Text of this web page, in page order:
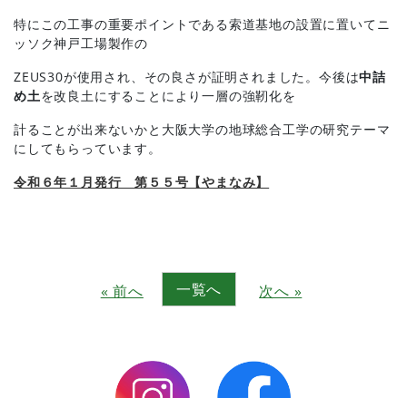
特にこの工事の重要ポイントである索道基地の設置に置いてニ
ッソク神戸工場製作の
ZEUS30が使用され、その良さが証明されました。今後は中詰
め土を改良土にすることにより一層の強靭化を
計ることが出来ないかと大阪大学の地球総合工学の研究テーマ
にしてもらっています。
令和６年１月発行 第５５号【やまなみ】
« 前へ 一覧へ 次へ »